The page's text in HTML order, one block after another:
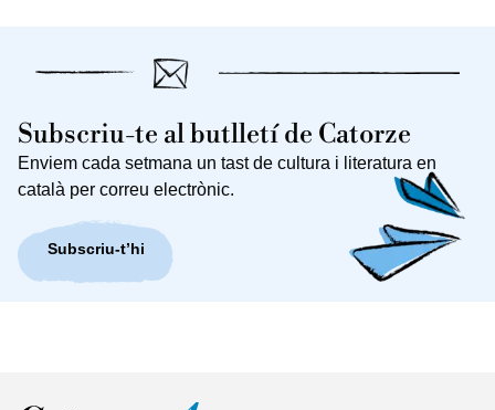
Subscriu-te al butlletí de Catorze
Enviem cada setmana un tast de cultura i literatura en
català per correu electrònic.
Subscriu-t’hi